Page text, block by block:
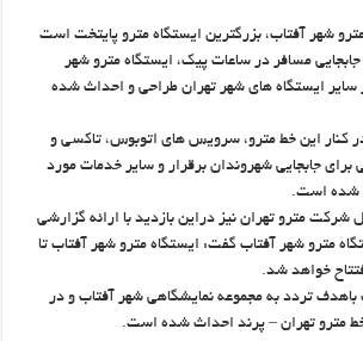
شهر آفتاب، بزرگترین ایستگاه مترو پایتخت است
مسافر در ساعات پیک، ایستگاه مترو شهر
سایر ایستگاه های شهر تهران طراحی و احداث شده
کنار این خط مترو، سرویس های اتوبوس، تاکسی و
جابجایی شهروندان برقرار و سایر خدمات مورد
شده است.
مترو تهران نیز دراین بازدید با ارائه گزارشی
مترو شهر آفتاب گفت: ایستگاه مترو شهر آفتاب تا
خواهد شد.
باهدف تردد به مجموعه نمایشگاهی شهر آفتاب و در
مترو تهران – پرند احداث شده است.